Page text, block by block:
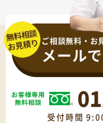
ご相談無料・お
メール
受付時間